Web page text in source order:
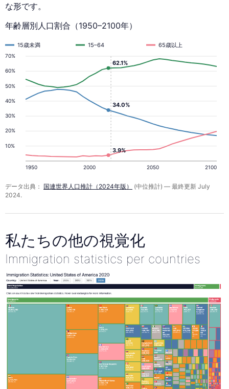
な形です。
年齢層別人口割合（1950–2100年）
10%
20%
30%
40%
50%
60%
70%
1950 2000 2050 2100
15歳未満 15–64 65歳以上
34.0%
3.9%
62.1%
データ出典： 国連世界人口推計（2024年版）
(中位推計) — 最終更新 July
2024.
私たちの他の視覚化
Immigration statistics per countries